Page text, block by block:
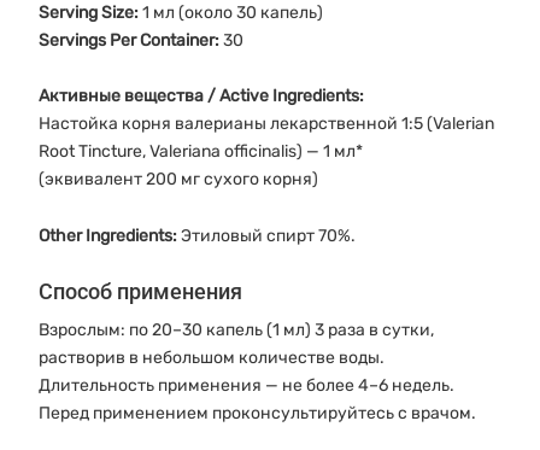
Serving Size:1 мл (около 30 капель)
Servings Per Container:30
Активные вещества / Active Ingredients:
Настойка корня валерианы лекарственной 1:5 (Valerian
Root Tincture, Valeriana officinalis) — 1 мл*
(эквивалент 200 мг сухого корня)
Other Ingredients:Этиловый спирт 70%.
Способ применения
Взрослым: по 20–30 капель (1 мл) 3 раза в сутки,
растворив в небольшом количестве воды.
Длительность применения — не более 4–6 недель.
Перед применением проконсультируйтесь с врачом.